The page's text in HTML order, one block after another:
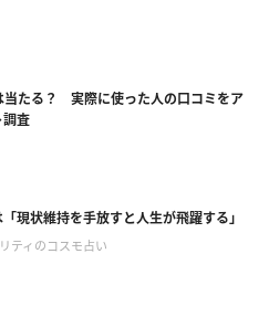
当たる？ 実際に使った人の口コミをア
調査
現状維持を手放すと人生が飛躍する」
ティのコスモ占い